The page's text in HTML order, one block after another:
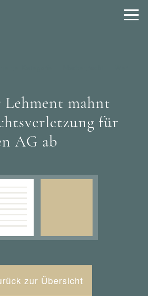
Lehment mahnt
für
AG ab
zur Übersicht